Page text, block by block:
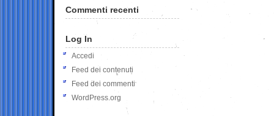
Commenti recenti
Log In
Accedi
Feed dei contenuti
Feed dei commenti
WordPress.org